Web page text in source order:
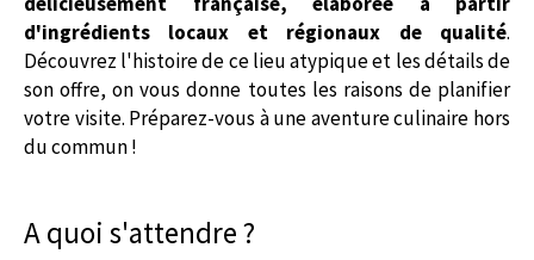
d'ingrédients locaux et régionaux de qualité.
Découvrez l'histoire de ce lieu atypique et les détails de
son offre, on vous donne toutes les raisons de planifier
votre visite. Préparez-vous à une aventure culinaire hors
du commun !
A quoi s'attendre ?